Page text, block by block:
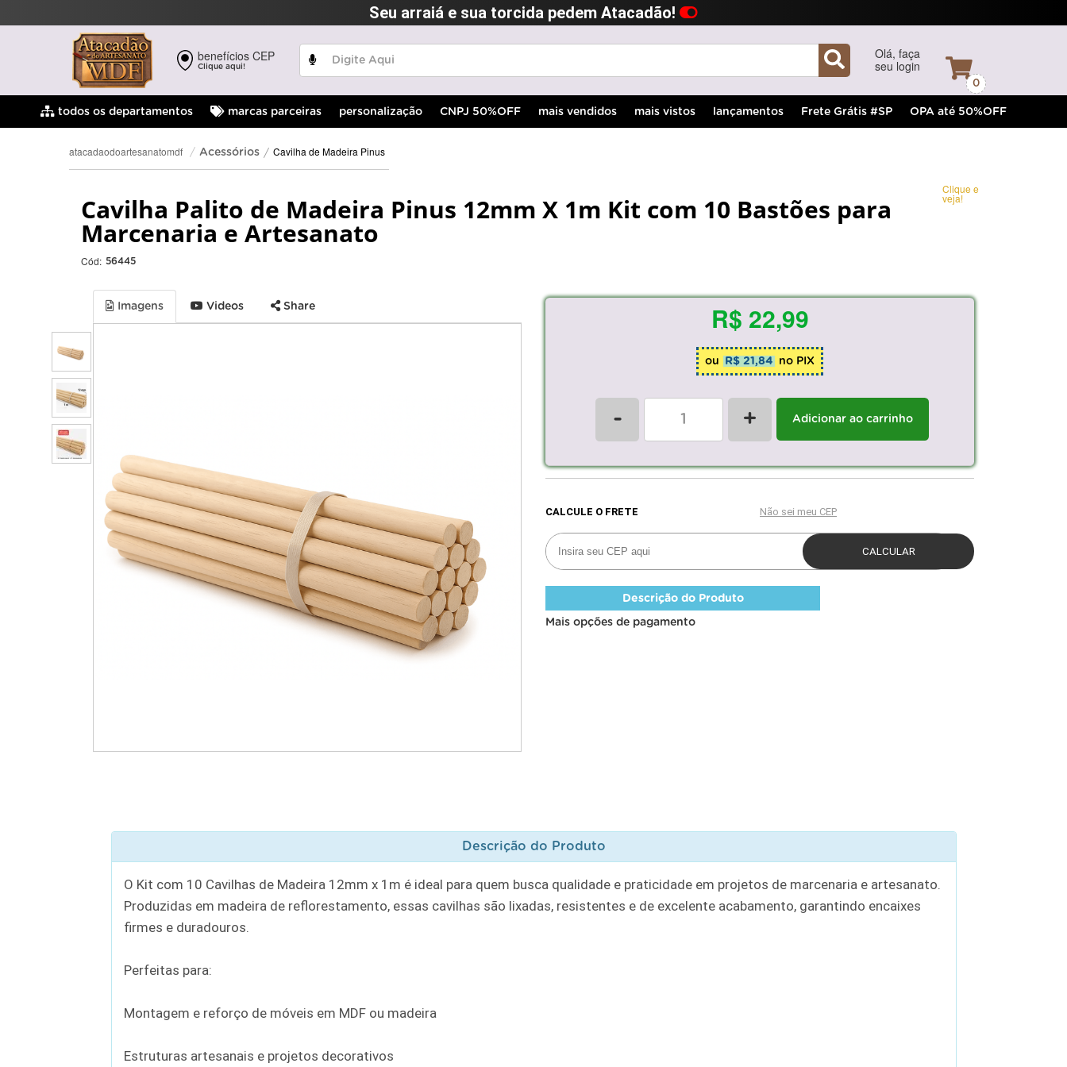
Seu arraiá e sua torcida pedem Atacadão!
benefícios CEP
Clique aqui!
Olá, faça
seu login
0
todos os departamentos marcas parceiras personalização CNPJ 50%OFF mais vendidos mais vistos lançamentos Frete Grátis #SP OPA até 50%OFF
atacadaodoartesanatomdf Acessórios Cavilha de Madeira Pinus
Cavilha Palito de Madeira Pinus 12mm X 1m Kit com 10 Bastões para
Marcenaria e Artesanato
Cód: 56445
Clique e
veja!
Imagens Videos Share R$ 22,99
ou R$ 21,84 no PIX
- + Adicionar ao carrinho
Descrição do Produto
Mais opções de pagamento
Descrição do Produto
O Kit com 10 Cavilhas de Madeira 12mm x 1m é ideal para quem busca qualidade e praticidade em projetos de marcenaria e artesanato.
Produzidas em madeira de reflorestamento, essas cavilhas são lixadas, resistentes e de excelente acabamento, garantindo encaixes
firmes e duradouros.
Perfeitas para:
Montagem e reforço de móveis em MDF ou madeira
Estruturas artesanais e projetos decorativos